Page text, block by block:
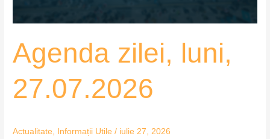
Agenda zilei, luni,
27.07.2026
Actualitate, Informații Utile / iulie 27, 2026